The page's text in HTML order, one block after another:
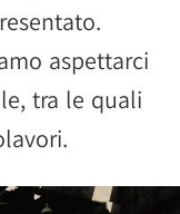
aspettarci
tra le quali